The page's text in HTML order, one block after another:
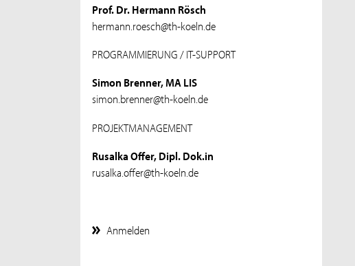
Prof. Dr. Hermann Rösch
hermann.roesch@th-koeln.de
PROGRAMMIERUNG / IT-SUPPORT
Simon Brenner, MA LIS
simon.brenner@th-koeln.de
PROJEKTMANAGEMENT
Rusalka Offer, Dipl. Dok.in
rusalka.offer@th-koeln.de
Anmelden